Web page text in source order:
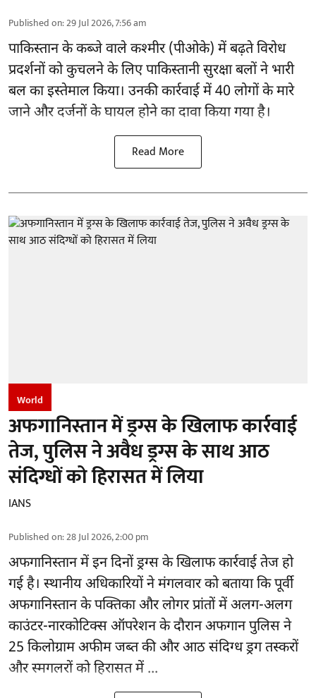
Published on:29 Jul 2026, 7:56 am
पाकिस्तान के कब्जे वाले कश्मीर (पीओके) में बढ़ते विरोध
प्रदर्शनों को कुचलने के लिए पाकिस्तानी सुरक्षा बलों ने भारी
बल का इस्तेमाल किया। उनकी कार्रवाई में 40 लोगों के मारे
जाने और दर्जनों के घायल होने का दावा किया गया है।
Read More
World
अफगानिस्तान में ड्रग्स के खिलाफ कार्रवाई
तेज, पुलिस ने अवैध ड्रग्स के साथ आठ
संदिग्धों को हिरासत में लिया
IANS
Published on:28 Jul 2026, 2:00 pm
अफगानिस्तानमें इन दिनों ड्रग्स के खिलाफ कार्रवाई तेज हो
गई है। स्थानीय अधिकारियों ने मंगलवार को बताया कि पूर्वी
अफगानिस्तान के पक्तिका और लोगर प्रांतों में अलग-अलग
काउंटर-नारकोटिक्स ऑपरेशन के दौरान अफगान पुलिस ने
25 किलोग्राम अफीम जब्त की और आठ संदिग्ध ड्रग तस्करों
और स्मगलरों को हिरासत में ...